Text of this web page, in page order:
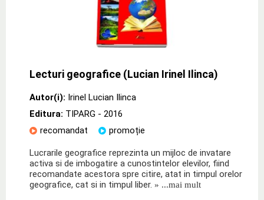
Lecturi geografice (Lucian Irinel Ilinca)
Autor(i): Irinel Lucian Ilinca
Editura: TIPARG - 2016
recomandat
promoție
Lucrarile geografice reprezinta un mijloc de invatare
activa si de imbogatire a cunostintelor elevilor, fiind
recomandate acestora spre citire, atat in timpul orelor
geografice, cat si in timpul liber. » ...mai mult